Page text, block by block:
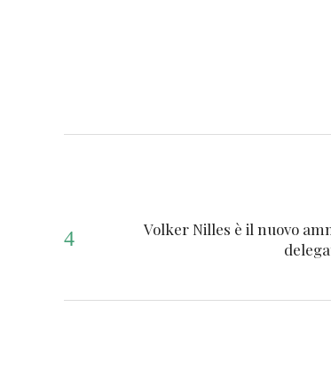
Volker Nilles è il nuovo